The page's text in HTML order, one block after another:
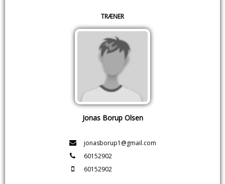
TRÆNER
Jonas Borup Olsen
jonasborup1@gmail.com
60152902
60152902